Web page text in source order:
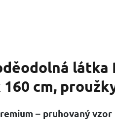
látka
160 cm,
– pruhovaný